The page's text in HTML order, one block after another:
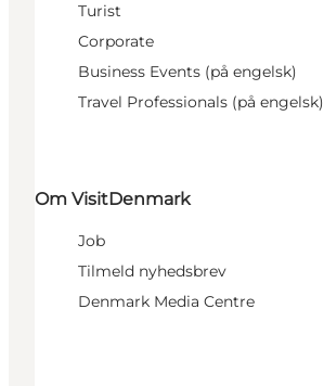
Turist
Corporate
Business Events (på engelsk)
Travel Professionals (på engelsk)
Om VisitDenmark
Job
Tilmeld nyhedsbrev
Denmark Media Centre